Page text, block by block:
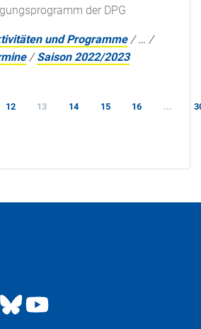
der DPG
und Programme /… /
/Saison 2022/2023
12 13 14 15 16 ...